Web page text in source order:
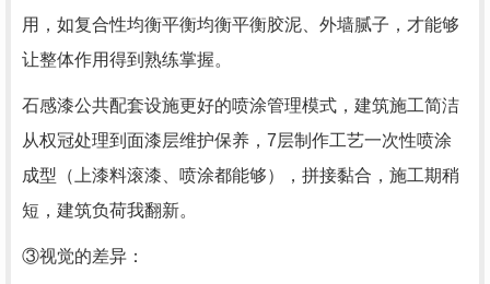
用，如复合性均衡平衡均衡平衡胶泥、外墙腻子，才能够
让整体作用得到熟练掌握。
石感漆公共配套设施更好的喷涂管理模式，建筑施工简洁
从权冠处理到面漆层维护保养，7层制作工艺一次性喷涂
成型（上漆料滚漆、喷涂都能够），拼接黏合，施工期稍
短，建筑负荷我翻新。
③视觉的差异：